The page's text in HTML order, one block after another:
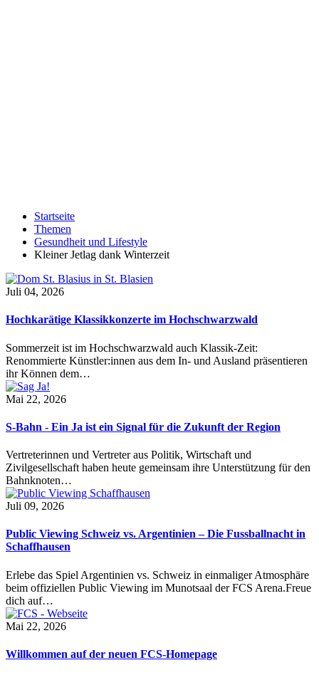
Startseite
Themen
Gesundheit und Lifestyle
Kleiner Jetlag dank Winterzeit
Juli 04, 2026
Hochkarätige Klassikkonzerte im Hochschwarzwald
Sommerzeit ist im Hochschwarzwald auch Klassik-Zeit:
Renommierte Künstler:innen aus dem In- und Ausland präsentieren
ihr Können dem…
Mai 22, 2026
S-Bahn - Ein Ja ist ein Signal für die Zukunft der Region
Vertreterinnen und Vertreter aus Politik, Wirtschaft und
Zivilgesellschaft haben heute gemeinsam ihre Unterstützung für den
Bahnknoten…
Juli 09, 2026
Public Viewing Schweiz vs. Argentinien – Die Fussballnacht in
Schaffhausen
Erlebe das Spiel Argentinien vs. Schweiz in einmaliger Atmosphäre
beim offiziellen Public Viewing im Munotsaal der FCS Arena.Freue
dich auf…
Mai 22, 2026
Willkommen auf der neuen FCS-Homepage